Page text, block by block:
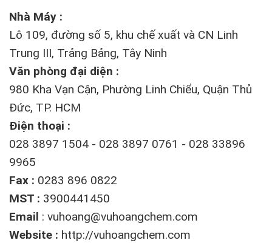
Nhà Máy :
Lô 109, đường số 5, khu chế xuất và CN Linh
Trung III, Trảng Bảng, Tây Ninh
Văn phòng đại diện :
980 Kha Vạn Cận, Phường Linh Chiểu, Quận Thủ
Đức, TP. HCM
Điện thoại :
028 3897 1504 - 028 3897 0761 - 028 33896
9965
Fax : 0283 896 0822
MST : 3900441450
Email : vuhoang@vuhoangchem.com
Website : http://vuhoangchem.com